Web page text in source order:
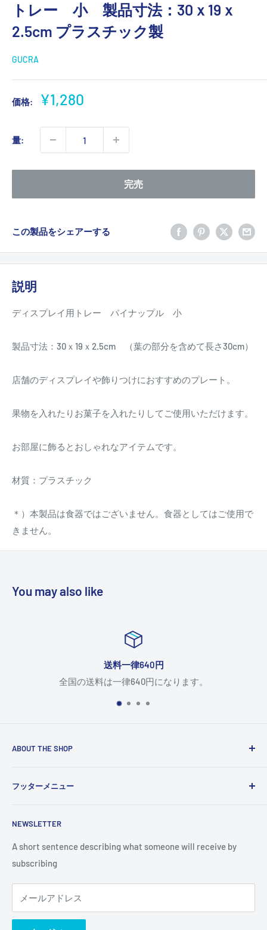
トレー 小 製品寸法：30ｘ19ｘ
2.5cm プラスチック製
GUCRA
価格:
販
価
格
¥1,280
量:
完売
この製品をシェアーする
説明
ディスプレイ用トレー パイナップル 小
製品寸法：30ｘ19ｘ2.5cm （葉の部分を含めて長さ30cm）
店舗のディスプレイや飾りつけにおすすめのプレート。
果物を入れたりお菓子を入れたりしてご使用いただけます。
お部屋に飾るとおしゃれなアイテムです。
材質：プラスチック
＊）本製品は食器ではございません。食器としてはご使用で
きません。
You may also like
送料一律640円
全国の送料は一律640円になります。
ABOUT THE SHOP
and vision. You can change it in the theme settings.
フッターメニュー
NEWSLETTER
A short sentence describing what someone will receive by
subscribing
メールアドレス